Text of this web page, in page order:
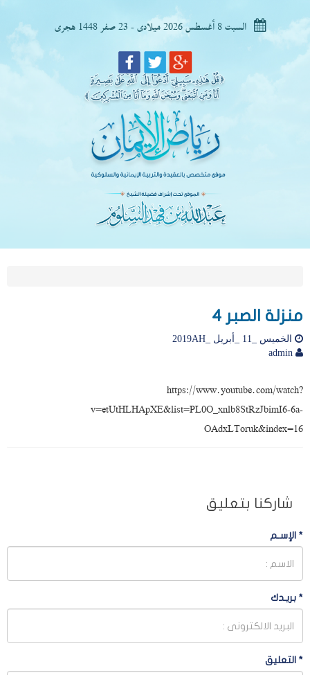
السبت 8 أغسطس 2026 ميلادى - 23 صفر 1448 هجرى
منزلة الصبر 4
الخميس _11 _أبريل _2019AH
https://www.youtube.com/watch?
v=etUtHLHApXE&list=PL0O_xnlb8StRzJbimI6-6a-
OAdxLToruk&index=16
شاركنا بتعليق
* الإسـم
* بريـدك
* التعليق